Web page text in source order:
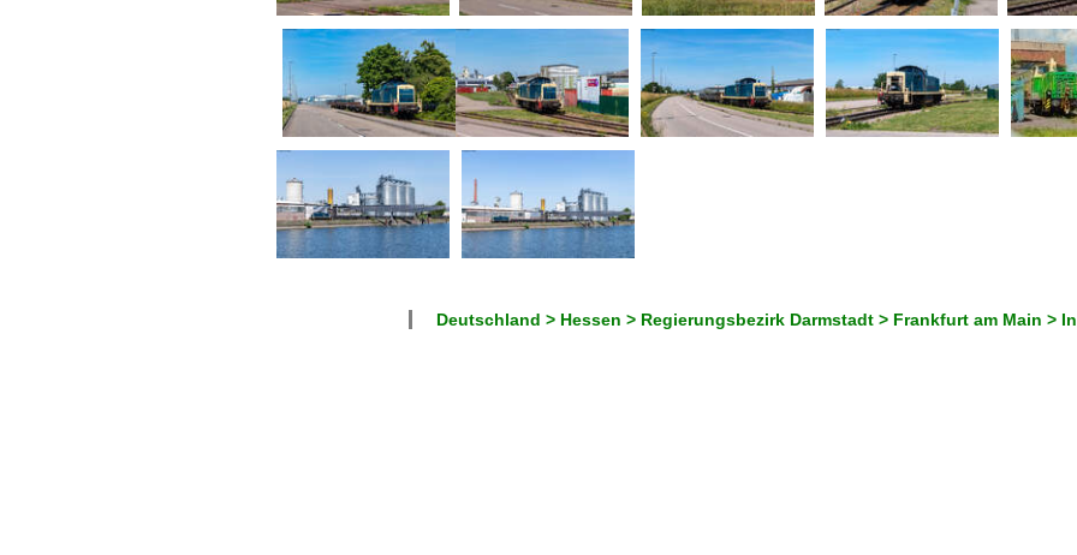
Deutschland > Hessen > Regierungsbezirk Darmstadt > Frankfurt am Main >